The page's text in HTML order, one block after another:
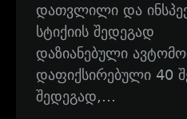
დათვლილი და
სტიქიის შედეგად
დაზიანებული
დაფიქსირებული 40
შედეგად,…